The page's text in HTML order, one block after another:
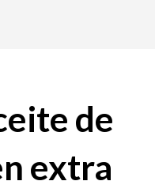
de
extra